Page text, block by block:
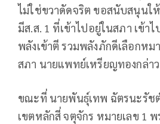
ไม่ใช่ขวาดัดจริต ขอสนับสนุนใ
มีส.ส. 1 ที่เข้าไปอยู่ในสภา เข้า
พลังเข้าตี รวมพลังภักดีเลือกหม
สภา นายแพทย์เหรียญทองกล่าว
ขณะที่ นายพันธุ์เทพ ฉัตรนะรัช
เขตหลักสี่ จตุจักร หมายเลข 1